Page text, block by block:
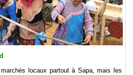
locaux partout à Sapa, mais les